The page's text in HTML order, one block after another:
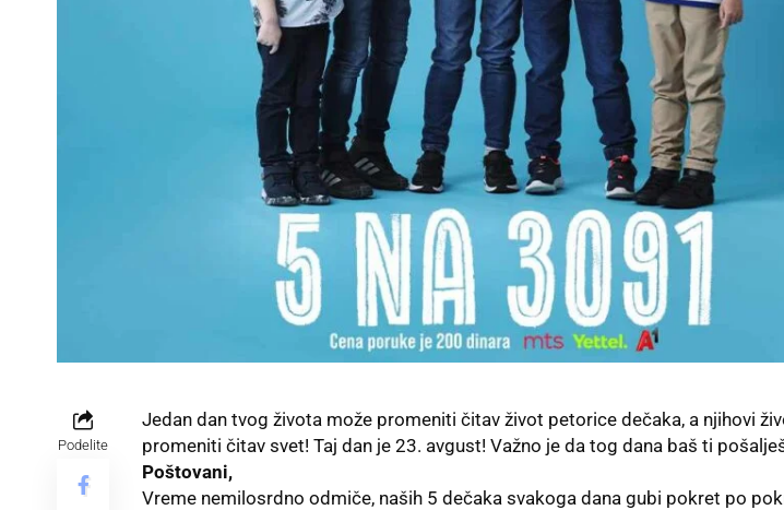
Podelite
Jedan dan tvog života može promeniti čitav život petorice dečaka, a njihovi
promeniti čitav svet! Taj dan je 23. avgust! Važno je da tog dana baš ti
Poštovani,
Vreme nemilosrdno odmiče, naših 5 dečaka svakoga dana gubi pokret po